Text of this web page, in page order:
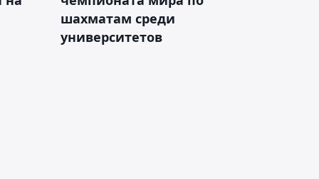
шахматам среди
университетов